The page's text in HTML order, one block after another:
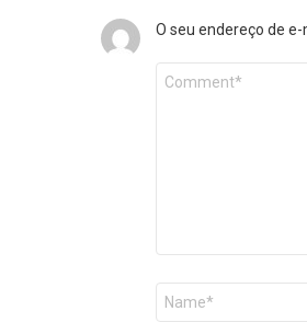
O seu endereço de
Comentário
Nome